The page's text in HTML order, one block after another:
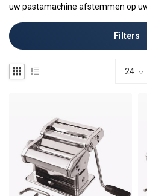
uw pastamachine afstemmen op
Filters